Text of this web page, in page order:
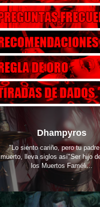
Dhampyros
"Lo siento cariño, pero tu
muerto, lleva siglos así"Ser hijo
los Muertos Faméli...